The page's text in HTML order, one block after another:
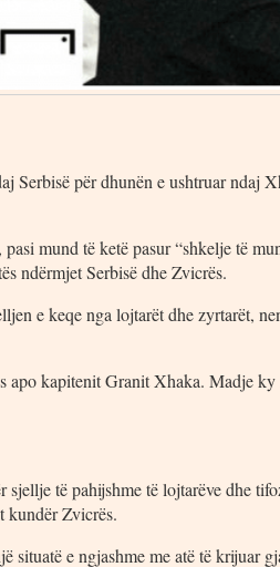
Serbisë për dhunën e ushtruar ndaj
mund të ketë pasur “shkelje të
ndërmjet Serbisë dhe Zvicrës.
e keqe nga lojtarët dhe zyrtarët,
apo kapitenit Granit Xhaka. Madje
të pahijshme të lojtarëve dhe
kundër Zvicrës.
situatë e ngjashme me atë të krijuar